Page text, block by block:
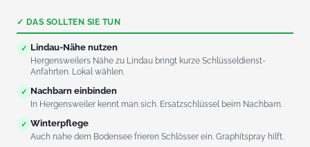
✓ DAS SOLLTEN SIE TUN
✓ Lindau-Nähe nutzen
Hergensweilers Nähe zu Lindau bringt kurze Schlüsseldienst-
Anfahrten. Lokal wählen.
✓ Nachbarn einbinden
In Hergensweiler kennt man sich. Ersatzschlüssel beim Nachbarn.
✓ Winterpflege
Auch nahe dem Bodensee frieren Schlösser ein. Graphitspray hilft.